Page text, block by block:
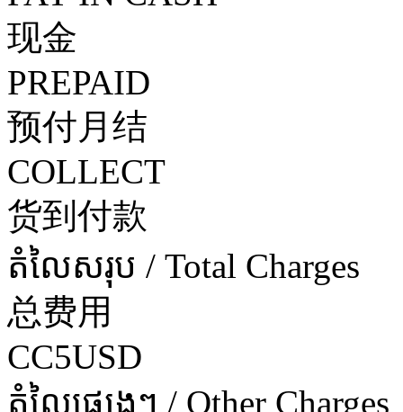
现金
PREPAID
预付月结
COLLECT
货到付款
តំលៃសរុប / Total Charges
总费用
CC5USD
តំលៃផ្សេងៗ / Other Charges